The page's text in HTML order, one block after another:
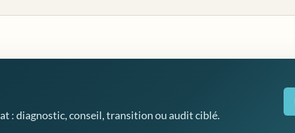
: diagnostic, conseil, transition ou audit ciblé.